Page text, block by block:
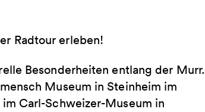
Radtour erleben!
Besonderheiten entlang der Murr.
Museum in Steinheim im
Carl-Schweizer-Museum in